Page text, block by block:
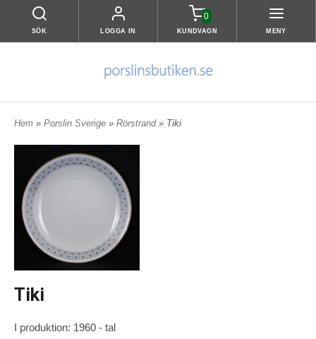
SÖK LOGGA IN
0
KUNDVAGN MENY
Hem » Porslin Sverige » Rörstrand » Tiki
Tiki
I produktion: 1960 - tal